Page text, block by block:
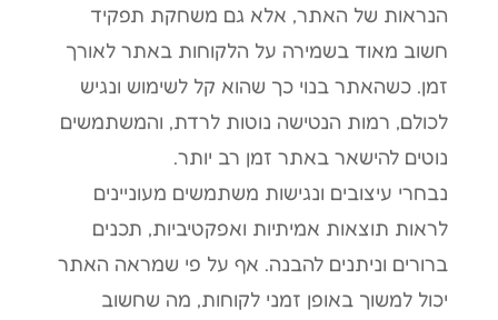
הנראות של האתר, אלא גם משחקת תפקיד
חשוב מאוד בשמירה על הלקוחות באתר לאורך
זמן. כשהאתר בנוי כך שהוא קל לשימוש ונגיש
לכולם, רמות הנטישה נוטות לרדת, והמשתמשים
נוטים להישאר באתר זמן רב יותר.
נבחרי עיצובים ונגישות משתמשים מעוניינים
לראות תוצאות אמיתיות ואפקטיביות, תכנים
ברורים וניתנים להבנה. אף על פי שמראה האתר
יכול למשוך באופן זמני לקוחות, מה שחשוב